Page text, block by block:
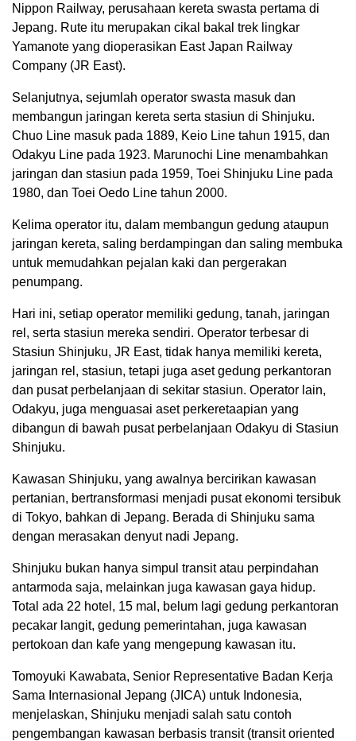
Nippon Railway, perusahaan kereta swasta pertama di
Jepang. Rute itu merupakan cikal bakal trek lingkar
Yamanote yang dioperasikan East Japan Railway
Company (JR East).
Selanjutnya, sejumlah operator swasta masuk dan
membangun jaringan kereta serta stasiun di Shinjuku.
Chuo Line masuk pada 1889, Keio Line tahun 1915, dan
Odakyu Line pada 1923. Marunochi Line menambahkan
jaringan dan stasiun pada 1959, Toei Shinjuku Line pada
1980, dan Toei Oedo Line tahun 2000.
Kelima operator itu, dalam membangun gedung ataupun
jaringan kereta, saling berdampingan dan saling membuka
untuk memudahkan pejalan kaki dan pergerakan
penumpang.
Hari ini, setiap operator memiliki gedung, tanah, jaringan
rel, serta stasiun mereka sendiri. Operator terbesar di
Stasiun Shinjuku, JR East, tidak hanya memiliki kereta,
jaringan rel, stasiun, tetapi juga aset gedung perkantoran
dan pusat perbelanjaan di sekitar stasiun. Operator lain,
Odakyu, juga menguasai aset perkeretaapian yang
dibangun di bawah pusat perbelanjaan Odakyu di Stasiun
Shinjuku.
Kawasan Shinjuku, yang awalnya bercirikan kawasan
pertanian, bertransformasi menjadi pusat ekonomi tersibuk
di Tokyo, bahkan di Jepang. Berada di Shinjuku sama
dengan merasakan denyut nadi Jepang.
Shinjuku bukan hanya simpul transit atau perpindahan
antarmoda saja, melainkan juga kawasan gaya hidup.
Total ada 22 hotel, 15 mal, belum lagi gedung perkantoran
pecakar langit, gedung pemerintahan, juga kawasan
pertokoan dan kafe yang mengepung kawasan itu.
Tomoyuki Kawabata, Senior Representative Badan Kerja
Sama Internasional Jepang (JICA) untuk Indonesia,
menjelaskan, Shinjuku menjadi salah satu contoh
pengembangan kawasan berbasis transit (transit oriented